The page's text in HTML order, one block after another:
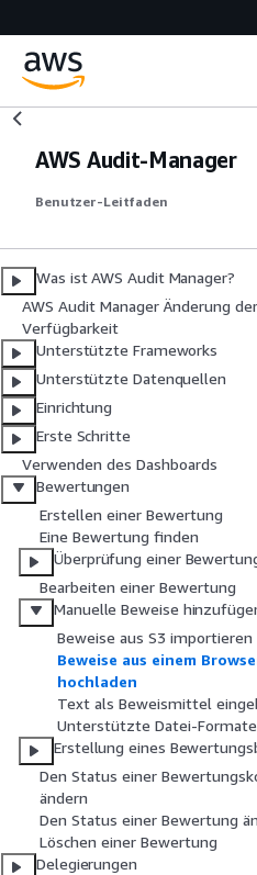
AWS Audit-Manager
Benutzer-Leitfaden
Was ist AWS Audit Manager?
AWS Audit Manager Änderung der
Verfügbarkeit
Unterstützte Frameworks
Unterstützte Datenquellen
Einrichtung
Erste Schritte
Verwenden des Dashboards
Bewertungen
Erstellen einer Bewertung
Eine Bewertung finden
Überprüfung einer
Bearbeiten einer Bewertung
Manuelle Beweise
Beweise aus S3 importieren
Beweise aus einem
hochladen
Text als Beweismittel
Unterstützte Datei-Formate
Erstellung eines
Den Status einer
ändern
Den Status einer Bewertung
Löschen einer Bewertung
Delegierungen